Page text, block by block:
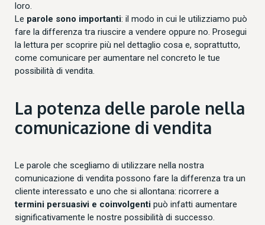
loro.
Le parole sono importanti: il modo in cui le utilizziamo può
fare la differenza tra riuscire a vendere oppure no. Prosegui
la lettura per scoprire più nel dettaglio cosa e, soprattutto,
come comunicare per aumentare nel concreto le tue
possibilità di vendita.
La potenza delle parole nella
comunicazione di vendita
Le parole che scegliamo di utilizzare nella nostra
comunicazione di vendita possono fare la differenza tra un
cliente interessato e uno che si allontana: ricorrere a
termini persuasivi e coinvolgenti può infatti aumentare
significativamente le nostre possibilità di successo.